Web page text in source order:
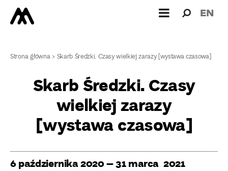
dla: EN
Strona główna>Skarb Średzki. Czasy wielkiej zarazy [wystawa czasowa]
Skarb Średzki. Czasy
wielkiej zarazy
[wystawa czasowa]
6 października 2020 – 31 marca 2021